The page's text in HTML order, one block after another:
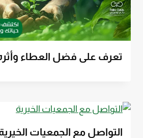
تعرف على فضل العطاء
التواصل مع الجمعيات